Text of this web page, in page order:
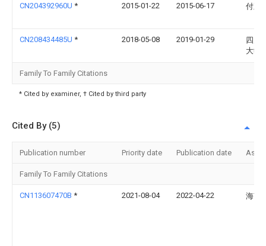
CN204392960U * 2015-01-22 2015-06-17 付正
CN208434485U * 2018-05-08 2019-01-29
四川
大学
Family To Family Citations
* Cited by examiner, † Cited by third party
Cited By (5)
Publication number Priority date Publication date
Family To Family Citations
CN113607470B * 2021-08-04 2022-04-22 海南